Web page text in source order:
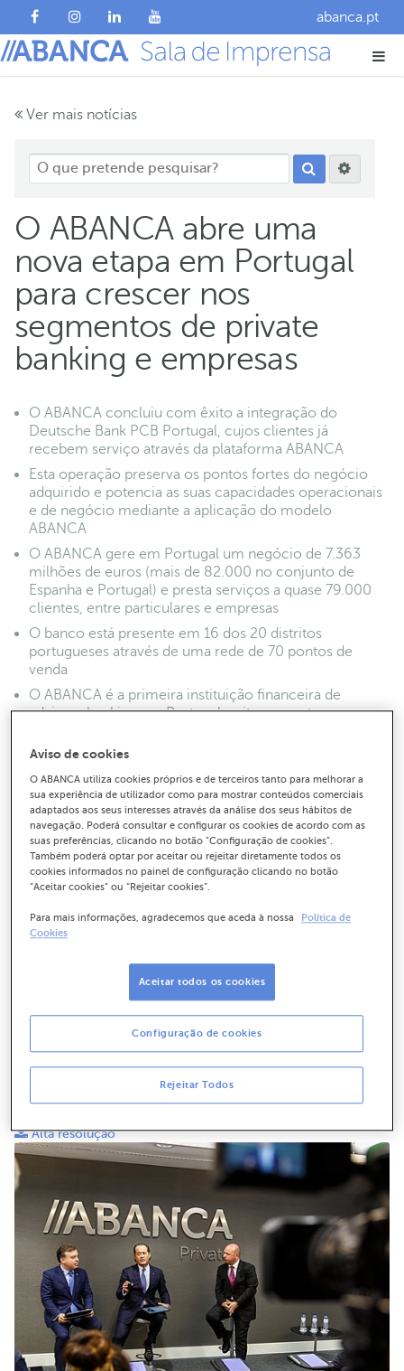
abanca.pt
Ver mais notícias
O ABANCA abre uma
nova etapa em Portugal
para crescer nos
segmentos de private
banking e empresas
O ABANCA concluiu com êxito a integração do
Deutsche Bank PCB Portugal, cujos clientes já
recebem serviço através da plataforma ABANCA
Esta operação preserva os pontos fortes do negócio
adquirido e potencia as suas capacidades operacionais
e de negócio mediante a aplicação do modelo
ABANCA
O ABANCA gere em Portugal um negócio de 7.363
milhões de euros (mais de 82.000 no conjunto de
Espanha e Portugal) e presta serviços a quase 79.000
clientes, entre particulares e empresas
O banco está presente em 16 dos 20 distritos
portugueses através de uma rede de 70 pontos de
venda
O ABANCA é a primeira instituição financeira de
advisory banking em Portugal e situa-se entre as
De esquerda a direita, Francisco Botas, CEO de ABANCA, Juan
Carlos Escotet Rodríguez, Presidente de ABANCA, e Pedro
Alta resolução
Aviso de cookies
O ABANCA utiliza cookies próprios e de terceiros tanto para melhorar a
sua experiência de utilizador como para mostrar conteúdos comerciais
adaptados aos seus interesses através da análise dos seus hábitos de
navegação. Poderá consultar e configurar os cookies de acordo com as
suas preferências, clicando no botão "Configuração de cookies”.
Também poderá optar por aceitar ou rejeitar diretamente todos os
cookies informados no painel de configuração clicando no botão
“Aceitar cookies” ou “Rejeitar cookies”.
Para mais informações, agradecemos que aceda à nossa
Política de
Cookies
Rejeitar Todos
Configuração de cookies
Aceitar todos os cookies